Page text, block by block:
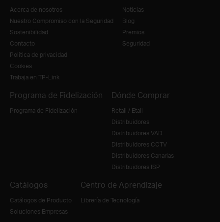
Acerca de nosotros
Nuestro Compromiso con la Seguridad
Sostenibilidad
Contacto
Política de privacidad
Cookies
Trabaja en TP-Link
Noticias
Blog
Premios
Seguridad
Programa de Fidelización
Programa de Fidelización
Dónde Comprar
Retail / Etail
Distribuidores
Distribuidores VAD
Distribuidores CCTV
Distribuidores Canarias
Distribuidores ISP
Catálogos
Catálogos de Producto
Soluciones Empresas
Centro de Aprendizaje
Librería de Tecnología